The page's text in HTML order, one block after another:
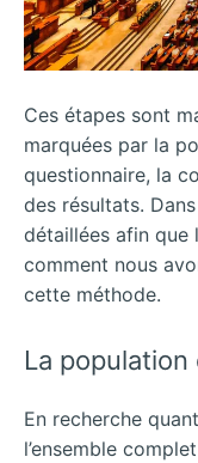
Ces étapes sont
marquées par la
questionnaire, la
des résultats.
détaillées afin que
comment nous
cette méthode.
La population
En recherche
l’ensemble